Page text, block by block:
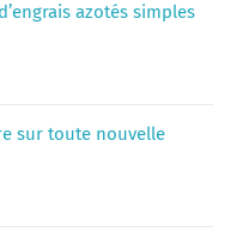
azotés simples
sur toute nouvelle